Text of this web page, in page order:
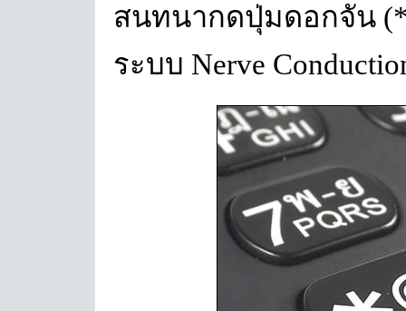
สนทนากดปุ่มดอกจัน
ระบบ Nerve